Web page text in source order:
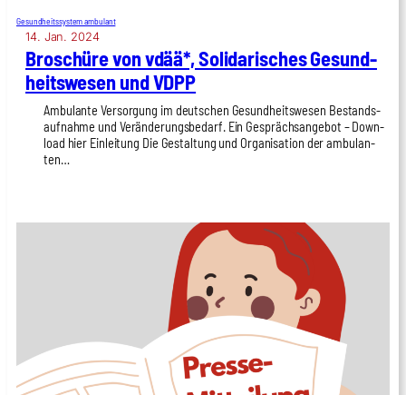
Gesundheitssystem ambulant
14. Jan. 2024
Bro­schü­re von vdää*, Soli­da­ri­sches Gesund­
heits­we­sen und VDPP
Ambu­lan­te Ver­sor­gung im deut­schen Gesund­heits­we­sen Bestands­
auf­nah­me und Ver­än­de­rungs­be­darf. Ein Gesprächs­an­ge­bot – Down­
load hier Ein­lei­tung Die Gestal­tung und Orga­ni­sa­ti­on der ambu­lan­
ten…